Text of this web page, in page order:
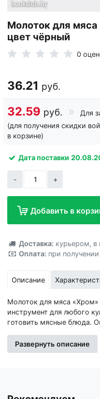
Молоток для
цвет чёрный
0
36.21 руб.
32.59 руб.
Для
(для получения скидки
в корзине)
Дата поставки
- +
Добавить в
Добавлено!
Доставка: курьером, в
Оплата: при
Описание
Молоток для мяса
инструмент для любого
готовить мясные блюда.
разбивания мясных
нежной текстуры. Преимущества: Молоток для мяса
кусочки. Используя
Развернуть описание